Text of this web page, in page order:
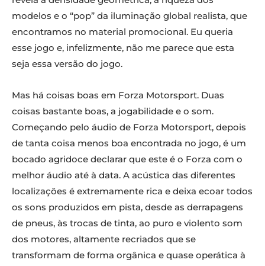
modelos e o “pop” da iluminação global realista, que
encontramos no material promocional. Eu queria
esse jogo e, infelizmente, não me parece que esta
seja essa versão do jogo.
Mas há coisas boas em Forza Motorsport. Duas
coisas bastante boas, a jogabilidade e o som.
Começando pelo áudio de Forza Motorsport, depois
de tanta coisa menos boa encontrada no jogo, é um
bocado agridoce declarar que este é o Forza com o
melhor áudio até à data. A acústica das diferentes
localizações é extremamente rica e deixa ecoar todos
os sons produzidos em pista, desde as derrapagens
de pneus, às trocas de tinta, ao puro e violento som
dos motores, altamente recriados que se
transformam de forma orgânica e quase operática à